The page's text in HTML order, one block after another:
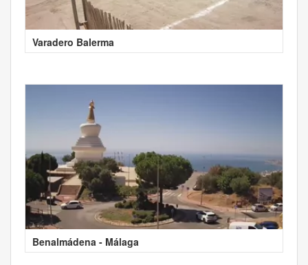
Varadero Balerma
Benalmádena - Málaga